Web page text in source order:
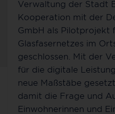
Verwaltung der Stadt
Kooperation mit der
GmbH als Pilotprojekt
Glasfasernetzes im
geschlossen. Mit der
für die digitale
neue Maßstäbe
damit die Frage und
Einwohnerinnen und
Unsere